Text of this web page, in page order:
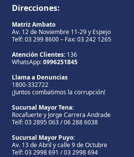
Direcciones:
Matriz Ambato
Av. 12 de Noviembre 11-29 y Espejo
Telf: 03 299 8600 – Fax: 03 242 1265
Atención Clientes: 136
WhatsApp:0996251845
Llama a Denuncias
1800-332722
¡Juntos combatimos la corrupción!
Sucursal Mayor Tena:
Rocafuerte y Jorge Carrera Andrade
Telf: 03 2895 063 / 06 288 6038
Sucursal Mayor Puyo:
Av. 13 de Abril y calle 9 de Octubre
Telf: 03 2998 691 / 03 2998 694